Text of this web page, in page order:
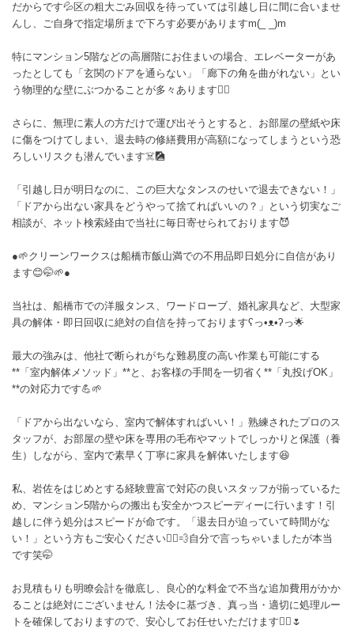
だからです💦区の粗大ごみ回収を待っていては引越し日に間に合いませ
んし、ご自身で指定場所まで下ろす必要がありますm(_ _)m
特にマンション5階などの高層階にお住まいの場合、エレベーターがあ
ったとしても「玄関のドアを通らない」「廊下の角を曲がれない」とい
う物理的な壁にぶつかることが多々あります😵‍💫
さらに、無理に素人の方だけで運び出そうとすると、お部屋の壁紙や床
に傷をつけてしまい、退去時の修繕費用が高額になってしまうという恐
ろしいリスクも潜んでいます☠️🎑
「引越し日が明日なのに、この巨大なタンスのせいで退去できない！」
「ドアから出ない家具をどうやって捨てればいいの？」という切実なご
相談が、ネット検索経由で当社に毎日寄せられております😈
●🌱クリーンワークスは船橋市飯山満での不用品即日処分に自信があり
ます😊🤭🌱●
当社は、船橋市での洋服タンス、ワードローブ、婚礼家具など、大型家
具の解体・即日回収に絶対の自信を持っておりますʕっ•ᴥ•ʔっ🌟
最大の強みは、他社で断られがちな難易度の高い作業も可能にする
**「室内解体メソッド」**と、お客様の手間を一切省く**「丸投げOK」
**の対応力です💪🌱
「ドアから出ないなら、室内で解体すればいい！」熟練されたプロのス
タッフが、お部屋の壁や床を専用の毛布やマットでしっかりと保護（養
生）しながら、室内で素早く丁寧に家具を解体いたします😆
私、岩佐をはじめとする経験豊富で対応の良いスタッフが揃っているた
め、マンション5階からの搬出も安全かつスピーディーに行います！引
越しに伴う処分はスピードが命です。「退去日が迫っていて時間がな
い！」という方もご安心ください🏃‍♂️💨自分で言っちゃいましたが本当
です笑🤭
お見積もりも明瞭会計を徹底し、良心的な料金で不当な追加費用がかか
ることは絶対にございません！法令に基づき、真っ当・適切に処理ルー
トを確保しておりますので、安心してお任せいただけます🙂‍↕️🌷